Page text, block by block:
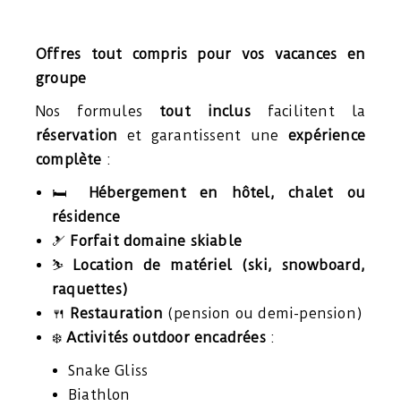
Offres tout compris pour vos vacances en
groupe
Nos formules tout inclusfacilitent la
réservation et garantissent une expérience
complète :
🛏️
Hébergement en hôtel, chalet ou
résidence
🎿 Forfait domaine skiable
⛷️ Location de matériel (ski, snowboard,
raquettes)
🍴 Restauration (pension ou demi-pension)
❄️Activités outdoor encadrées:
Snake Gliss
Biathlon